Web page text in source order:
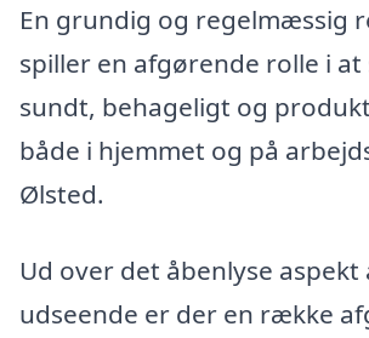
En grundig og regelmæssig
spiller en afgørende rolle i at
sundt, behageligt og
både i hjemmet og på
Ølsted.
Ud over det åbenlyse
udseende er der en række